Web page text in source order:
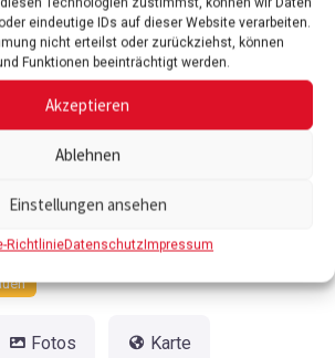
eindeutige IDs auf dieser Website verarbeiten.
nicht erteilst oder zurückziehst, können
Funktionen beeinträchtigt werden.
Akzeptieren
Ablehnen
Einstellungen ansehen
RichtlinieDatenschutzImpressum
Dienstleistung
Handel
Fotos Karte